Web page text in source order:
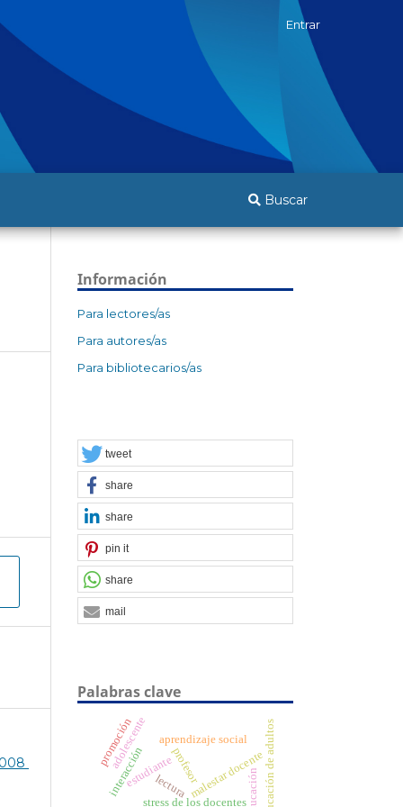
Buscar
Entrar

Información
Para lectores/as
Para autores/as
Para bibliotecarios/as
tweet
share
share
pin it
share
mail
Palabras clave
malestar docente
stress de los docenteseducación
estudianteprofesor
interacción
aprendizaje social
adolescente
lectura
promoción educación de adultos